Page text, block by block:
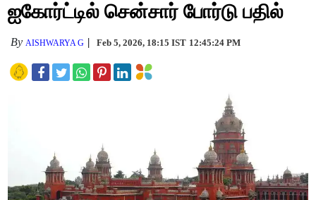
ஐகோர்ட்டில் சென்சார் போர்டு பதில்
By AISHWARYA G Feb 5, 2026, 18:15 IST 12:45:24 PM